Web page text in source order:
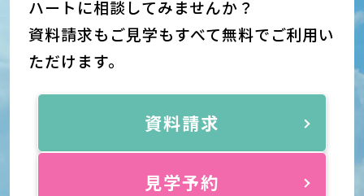
ハートに相談してみませんか？
資料請求もご見学もすべて無料でご利用い
ただけます。
資料請求
見学予約